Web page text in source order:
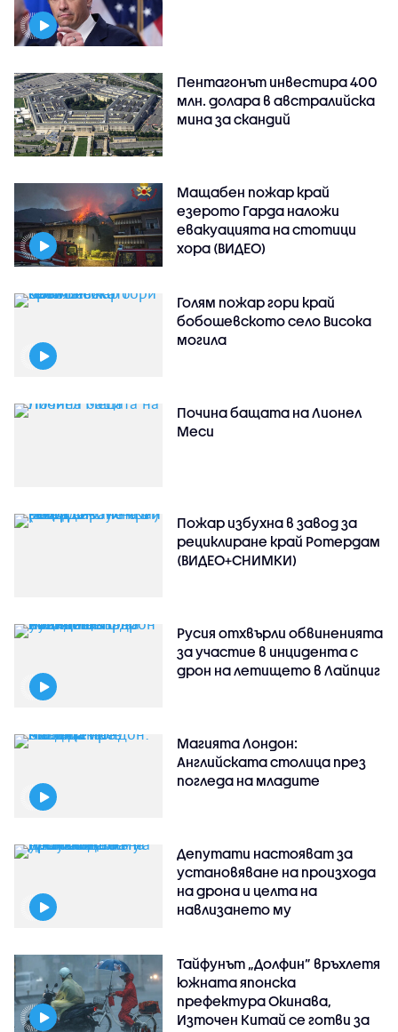
Пентагонът инвестира 400
млн. долара в австралийска
мина за скандий
Мащабен пожар край
езерото Гарда наложи
евакуацията на стотици
хора (ВИДЕО)
Голям пожар гори край
бобошевското село Висока
могила
Почина бащата на Лионел
Меси
Пожар избухна в завод за
рециклиране край Ротердам
(ВИДЕО+СНИМКИ)
Русия отхвърли обвиненията
за участие в инцидента с
дрон на летището в Лайпциг
Магията Лондон:
Английската столица през
погледа на младите
Депутати настояват за
установяване на произхода
на дрона и целта на
навлизането му
Тайфунът „Долфин” връхлетя
южната японска
префектура Окинава,
Източен Китай се готви за